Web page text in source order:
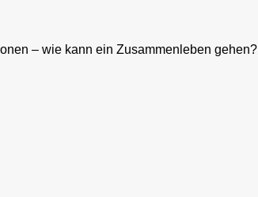
– wie kann ein Zusammenleben gehen?